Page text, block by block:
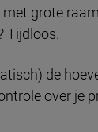
grote
Tijdloos.
de
over je